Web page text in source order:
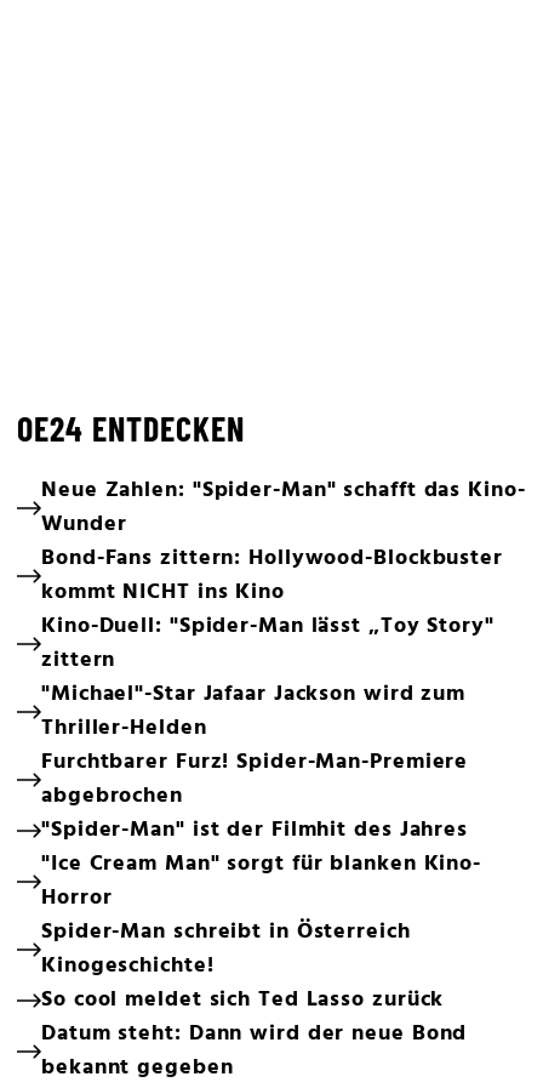
OE24 ENTDECKEN
Neue Zahlen: "Spider-Man" schafft das Kino-
Wunder
Bond-Fans zittern: Hollywood-Blockbuster
kommt NICHT ins Kino
Kino-Duell: "Spider-Man lässt „Toy Story"
zittern
"Michael"-Star Jafaar Jackson wird zum
Thriller-Helden
Furchtbarer Furz! Spider-Man-Premiere
abgebrochen
"Spider-Man" ist der Filmhit des Jahres
"Ice Cream Man" sorgt für blanken Kino-
Horror
Spider-Man schreibt in Österreich
Kinogeschichte!
So cool meldet sich Ted Lasso zurück
Datum steht: Dann wird der neue Bond
bekannt gegeben